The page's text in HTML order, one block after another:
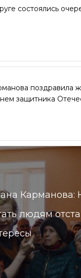
состоялись
поздравила
защитника
Карманова:
людям